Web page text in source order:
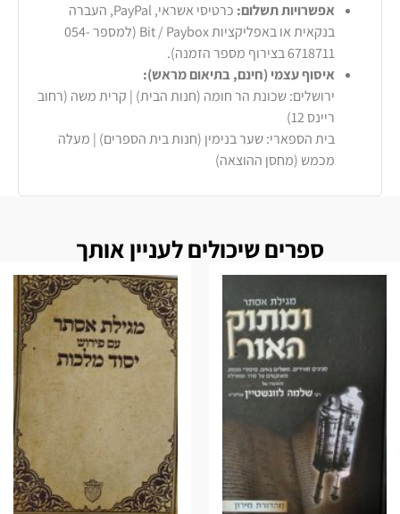
אפשרויות תשלום:
כרטיסי אשראי, PayPal, העברה
בנקאית או באפליקציות Bit / Paybox (למספר 054-
6718711 בצירוף מספר הזמנה).
איסוף עצמי (חינם, בתיאום מראש):
ירושלים: שכונת הר חומה (חנות הבית) | קרית משה (רחוב
ריינס 12)
בית הספארי: שער בנימין (חנות בית הספרים) | מעלה
מכמש (מחסן ההוצאה)
ספרים שיכולים לעניין אותך